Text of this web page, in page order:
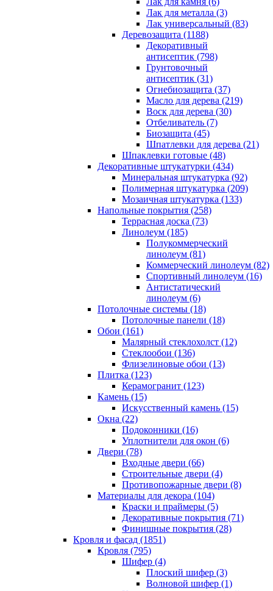
Лак для металла (3)
Лак универсальный (83)
Деревозащита (1188)
Декоративный
антисептик (798)
Грунтовочный
антисептик (31)
Огнебиозащита (37)
Масло для дерева (219)
Воск для дерева (30)
Отбеливатель (7)
Биозащита (45)
Шпатлевки для дерева (21)
Шпаклевки готовые (48)
Декоративные штукатурки (434)
Минеральная штукатурка (92)
Полимерная штукатурка (209)
Мозаичная штукатурка (133)
Напольные покрытия (258)
Террасная доска (73)
Линолеум (185)
Полукоммерческий
линолеум (81)
Коммерческий линолеум (82)
Спортивный линолеум (16)
Антистатический
линолеум (6)
Потолочные системы (18)
Потолочные панели (18)
Обои (161)
Малярный стеклохолст (12)
Стеклообои (136)
Флизелиновые обои (13)
Плитка (123)
Керамогранит (123)
Камень (15)
Искусственный камень (15)
Окна (22)
Подоконники (16)
Уплотнители для окон (6)
Двери (78)
Входные двери (66)
Строительные двери (4)
Противопожарные двери (8)
Материалы для декора (104)
Краски и праймеры (5)
Декоративные покрытия (71)
Финишные покрытия (28)
Кровля и фасад (1851)
Кровля (795)
Шифер (4)
Плоский шифер (3)
Волновой шифер (1)